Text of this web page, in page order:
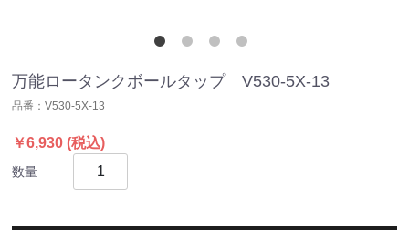
万能ロータンクボールタップ V530-5X-13
品番： V530-5X-13
￥6,930 (税込)
数量